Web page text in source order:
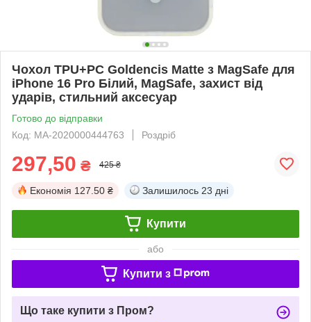
Чохол TPU+PC Goldencis Matte з MagSafe для
iPhone 16 Pro Білий, MagSafe, захист від
ударів, стильний аксесуар
Готово до відправки
Код: MA-2020000444763
Роздріб
297,50 ₴ 425 ₴
Економія 127.50 ₴ Залишилось 23 дні
Купити
або
Купити з
Що таке купити з Пром?